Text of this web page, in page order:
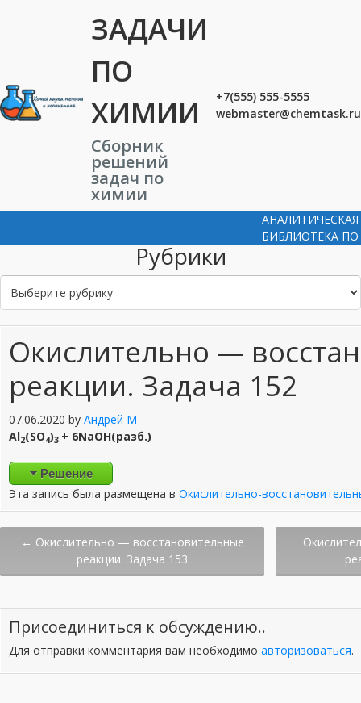
ЗАДАЧИ
ПО
ХИМИИ
Сборник
решений
задач по
химии
+7(555) 555-5555
webmaster@chemtask.ru
БИБЛИОТЕКА
Рубрики
Р
Окислительно —
реакции. Задача 152
07.06.2020 by Андрей М
Al2(SO4)3 + 6NaOH(разб.)
Решение
Эта запись была размещена в Окислительно-
Post
navigation
← Окислительно — восстановительные
реакции. Задача 153
Присоединиться к обсуждению..
Для отправки комментария вам необходимо авторизоваться.